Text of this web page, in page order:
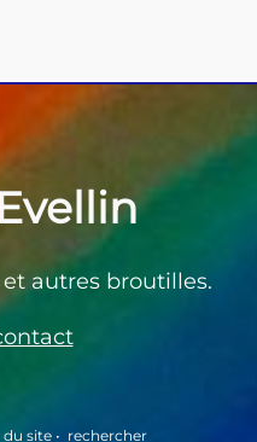
autres broutilles.
du site • rechercher